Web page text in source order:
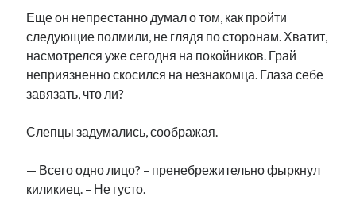
Еще он непрестанно думал о том, как пройти
следующие полмили, не глядя по сторонам. Хватит,
насмотрелся уже сегодня на покойников. Грай
неприязненно скосился на незнакомца. Глаза себе
завязать, что ли?
Слепцы задумались, соображая.
— Всего одно лицо? – пренебрежительно фыркнул
киликиец. – Не густо.